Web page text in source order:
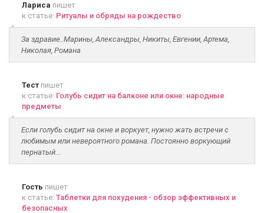
Лариса пишет
к статье: Ритуалы и обряды на рождество
За здравие..Марины, Александры, Никиты, Евгении, Артема,
Николая, Романа
Тест пишет
к статье: Голубь сидит на балконе или окне: народные
предметы
Если голубь сидит на окне и воркует, нужно жать встречи с
любимым или невероятного романа. Постоянно воркующий
пернатый...
Гость пишет
к статье: Таблетки для похудения - обзор эффективных и
безопасных